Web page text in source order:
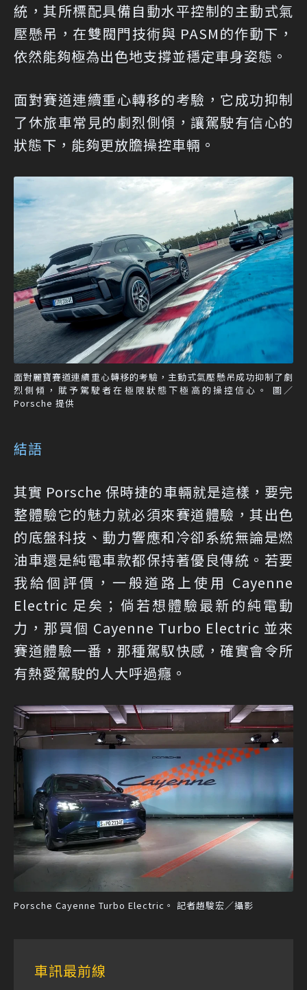
統，其所標配具備自動水平控制的主動式氣
壓懸吊，在雙閥門技術與 PASM的作動下，
依然能夠極為出色地支撐並穩定車身姿態。
面對賽道連續重心轉移的考驗，它成功抑制
了休旅車常見的劇烈側傾，讓駕駛有信心的
狀態下，能夠更放膽操控車輛。
面對麗寶賽道連續重心轉移的考驗，主動式氣壓懸吊成功抑制了劇
烈側傾，賦予駕駛者在極限狀態下極高的操控信心。 圖／
Porsche 提供
結語
其實 Porsche 保時捷的車輛就是這樣，要完
整體驗它的魅力就必須來賽道體驗，其出色
的底盤科技、動力響應和冷卻系統無論是燃
油車還是純電車款都保持著優良傳統。若要
我給個評價，一般道路上使用 Cayenne
Electric 足矣；倘若想體驗最新的純電動
力，那買個 Cayenne Turbo Electric 並來
賽道體驗一番，那種駕馭快感，確實會令所
有熱愛駕駛的人大呼過癮。
Porsche Cayenne Turbo Electric。 記者趙駿宏／攝影
車訊最前線